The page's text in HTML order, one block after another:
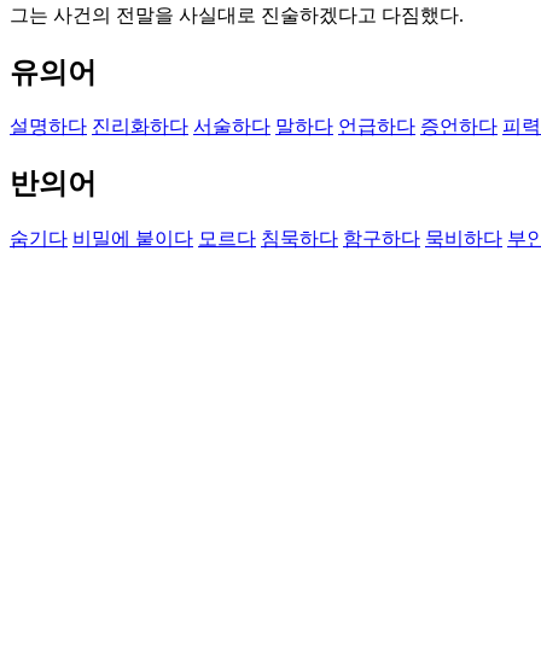
그는 사건의 전말을 사실대로 진술하겠다고 다짐했다.
유의어
설명하다 진리화하다 서술하다 말하다 언급하다 증언하다 피
반의어
숨기다 비밀에 붙이다 모르다 침묵하다 함구하다 묵비하다 부